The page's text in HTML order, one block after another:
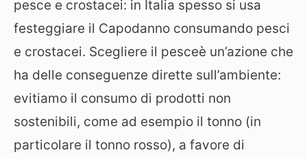
pesce e crostacei: in Italia spesso si usa
festeggiare il Capodanno consumando pesci
e crostacei. Scegliere il pesceè un’azione che
ha delle conseguenze dirette sull’ambiente:
evitiamo il consumo di prodotti non
sostenibili, come ad esempio il tonno (in
particolare il tonno rosso), a favore di